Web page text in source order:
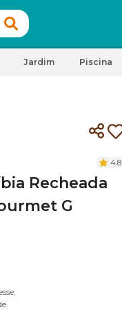
Jardim Piscina
4.8
Recheada
G